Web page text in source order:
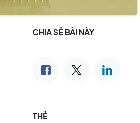
CHIA SẺ BÀI NÀY
THẺ